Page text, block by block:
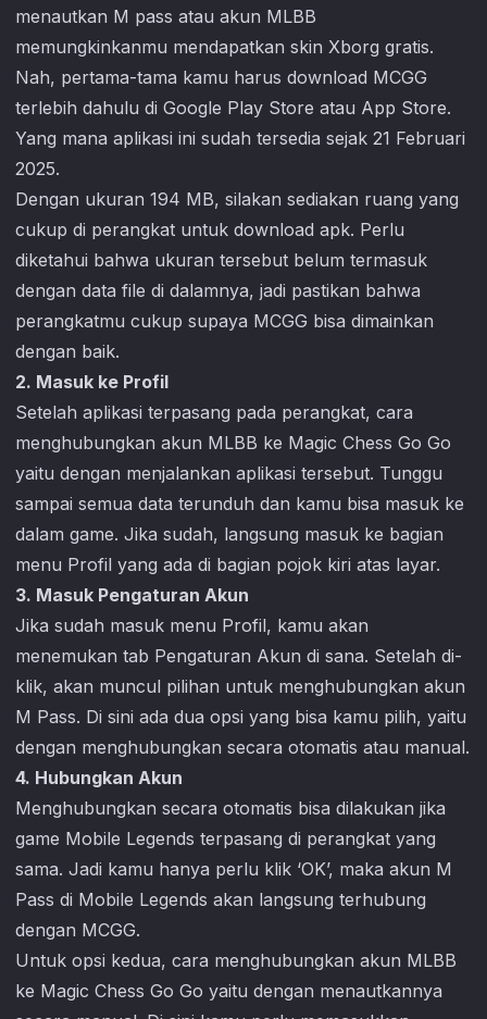
menautkan M pass atau akun MLBB
memungkinkanmu mendapatkan skin Xborg gratis.
Nah, pertama-tama kamu harus download MCGG
terlebih dahulu di Google Play Store atau App Store.
Yang mana aplikasi ini sudah tersedia sejak 21 Februari
2025.
Dengan ukuran 194 MB, silakan sediakan ruang yang
cukup di perangkat untuk download apk. Perlu
diketahui bahwa ukuran tersebut belum termasuk
dengan data file di dalamnya, jadi pastikan bahwa
perangkatmu cukup supaya MCGG bisa dimainkan
dengan baik.
2. Masuk ke Profil
Setelah aplikasi terpasang pada perangkat, cara
menghubungkan akun MLBB ke Magic Chess Go Go
yaitu dengan menjalankan aplikasi tersebut. Tunggu
sampai semua data terunduh dan kamu bisa masuk ke
dalam game. Jika sudah, langsung masuk ke bagian
menu Profil yang ada di bagian pojok kiri atas layar.
3. Masuk Pengaturan Akun
Jika sudah masuk menu Profil, kamu akan
menemukan tab Pengaturan Akun di sana. Setelah di-
klik, akan muncul pilihan untuk menghubungkan akun
M Pass. Di sini ada dua opsi yang bisa kamu pilih, yaitu
dengan menghubungkan secara otomatis atau manual.
4. Hubungkan Akun
Menghubungkan secara otomatis bisa dilakukan jika
game Mobile Legends terpasang di perangkat yang
sama. Jadi kamu hanya perlu klik ‘OK’, maka akun M
Pass di Mobile Legends akan langsung terhubung
dengan MCGG.
Untuk opsi kedua, cara menghubungkan akun MLBB
ke Magic Chess Go Go yaitu dengan menautkannya